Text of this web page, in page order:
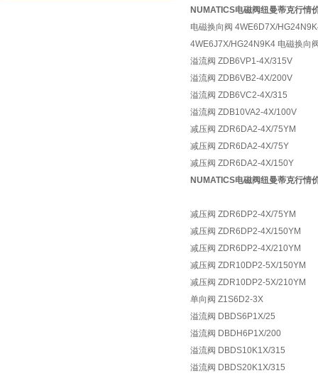
NUMATICS电磁阀纽曼蒂克行情
电磁换向阀 4WE6D7X/
4WE6J7X/HG24N9K4 电磁换向
溢流阀 ZDB6VP1-4X/315V
溢流阀 ZDB6VB2-4X/200V
溢流阀 ZDB6VC2-4X/315
溢流阀 ZDB10VA2-4X/100V
减压阀 ZDR6DA2-4X/75YM
减压阀 ZDR6DA2-4X/75Y
减压阀 ZDR6DA2-4X/150Y
NUMATICS电磁阀纽曼蒂克行情
减压阀 ZDR6DP2-4X/75YM
减压阀 ZDR6DP2-4X/150YM
减压阀 ZDR6DP2-4X/210YM
减压阀 ZDR10DP2-5X/150YM
减压阀 ZDR10DP2-5X/210YM
单向阀 Z1S6D2-3X
溢流阀 DBDS6P1X/25
溢流阀 DBDH6P1X/200
溢流阀 DBDS10K1X/315
溢流阀 DBDS20K1X/315